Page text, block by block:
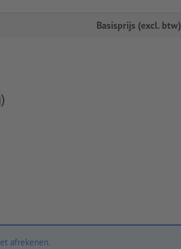
Basisprijs (excl. btw)
afrekenen.